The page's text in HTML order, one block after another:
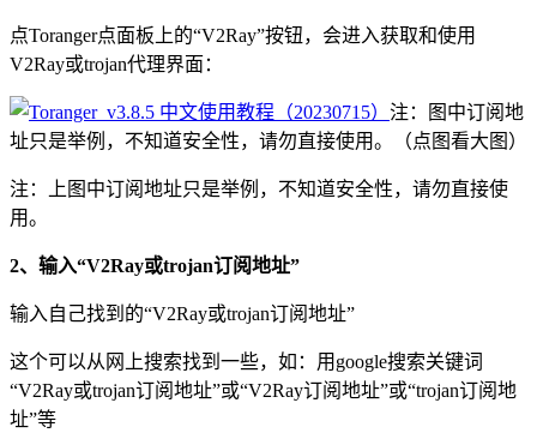
点Toranger点面板上的“V2Ray”按钮，会进入获取和使用
V2Ray或trojan代理界面：
注：图中订阅地
址只是举例，不知道安全性，请勿直接使用。（点图看大图）
注：上图中订阅地址只是举例，不知道安全性，请勿直接使
用。
2、输入“V2Ray或trojan订阅地址”
输入自己找到的“V2Ray或trojan订阅地址”
这个可以从网上搜索找到一些，如：用google搜索关键词
“V2Ray或trojan订阅地址”或“V2Ray订阅地址”或“trojan订阅地
址”等